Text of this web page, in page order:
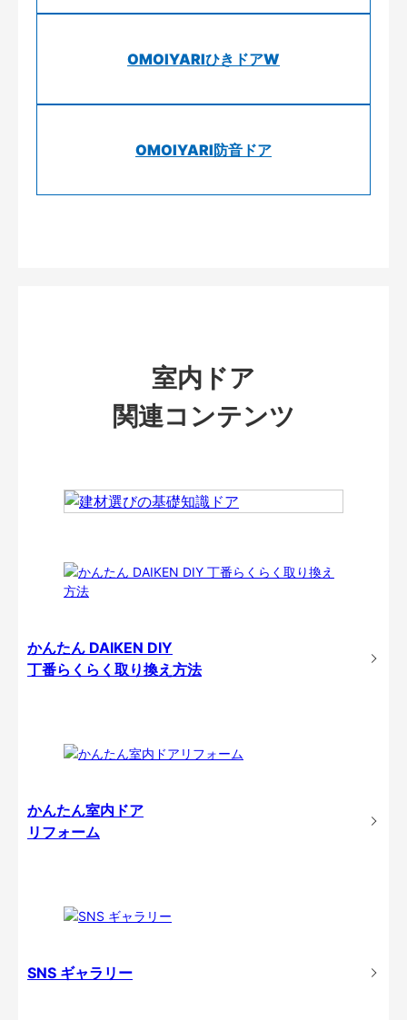
OMOIYARIひきドアW
OMOIYARI防音ドア
室内ドア
関連コンテンツ
かんたん DAIKEN DIY
丁番らくらく取り換え方法
かんたん室内ドア
リフォーム
SNS ギャラリー